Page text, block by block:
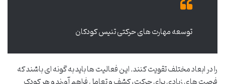
توسعه مهارت های حرکتی تنیس کودکان
را در ابعاد مختلف تقویت کنند. این فعالیت ها باید به گونه ای باشند که